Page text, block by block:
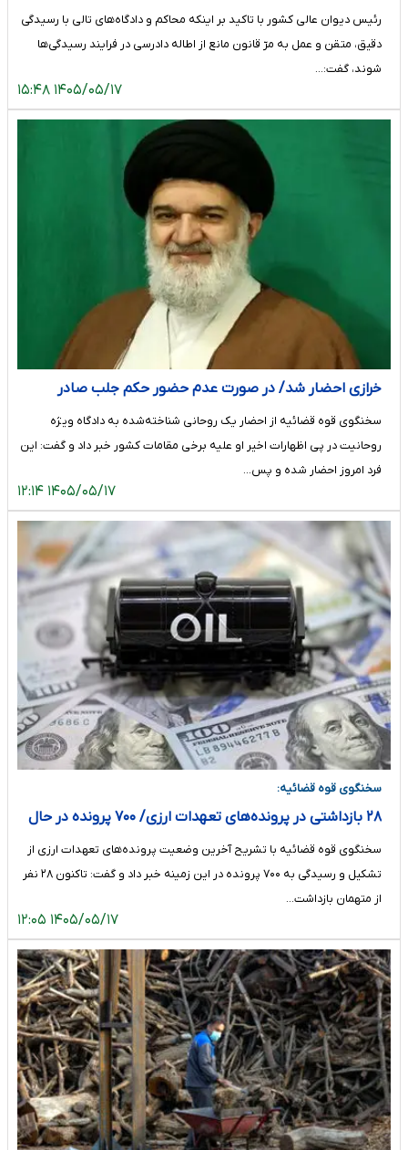
رئیس دیوان عالی کشور با تاکید بر اینکه محاکم و دادگاه‌های تالی با رسیدگی
دقیق، متقن و عمل به مرّ قانون مانع از اطاله دادرسی در فرایند رسیدگی‌ها
شوند، گفت:…
۱۴۰۵/۰۵/۱۷ ۱۵:۴۸
خرازی احضار شد/ در صورت عدم حضور حکم جلب صادر
سخنگوی قوه قضائیه از احضار یک روحانی شناخته‌شده به دادگاه ویژه
روحانیت در پی اظهارات اخیر او علیه برخی مقامات کشور خبر داد و گفت: این
فرد امروز احضار شده و پس…
۱۴۰۵/۰۵/۱۷ ۱۲:۱۴
سخنگوی قوه قضائیه:
۲۸ بازداشتی در پرونده‌های تعهدات ارزی/ ۷۰۰ پرونده در حال
سخنگوی قوه قضائیه با تشریح آخرین وضعیت پرونده‌های تعهدات ارزی از
تشکیل و رسیدگی به ۷۰۰ پرونده در این زمینه خبر داد و گفت: تاکنون ۲۸ نفر
از متهمان بازداشت…
۱۴۰۵/۰۵/۱۷ ۱۲:۰۵